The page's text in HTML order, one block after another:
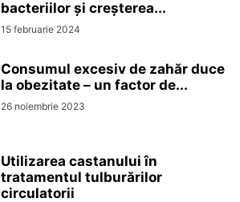
bacteriilor și creșterea...
15 februarie 2024
Consumul excesiv de zahăr duce
la obezitate – un factor de...
26 noiembrie 2023
Utilizarea castanului în
tratamentul tulburărilor
circulatorii